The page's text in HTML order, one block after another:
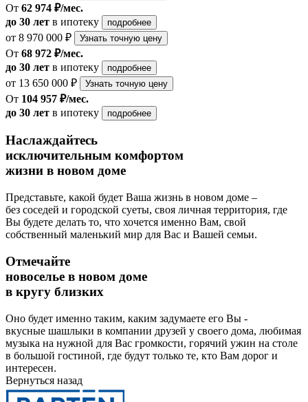
От 62 974 ₽/мес.
до 30 лет в ипотеку подробнее
от 8 970 000 ₽ Узнать точную цену
От 68 972 ₽/мес.
до 30 лет в ипотеку подробнее
от 13 650 000 ₽ Узнать точную цену
От 104 957 ₽/мес.
до 30 лет в ипотеку подробнее
Наслаждайтесь
исключительным комфортом
жизни в новом доме
Представьте, какой будет Ваша жизнь в новом доме –
без соседей и городской суеты, своя личная территория, где
Вы будете делать то, что хочется именно Вам, свой
собственный маленький мир для Вас и Вашей семьи.
Отмечайте
новоселье в новом доме
в кругу близких
Оно будет именно таким, каким задумаете его Вы -
вкусные шашлыки в компании друзей у своего дома, любимая
музыка на нужной для Вас громкости, горячий ужин на столе
в большой гостиной, где будут только те, кто Вам дорог и
интересен.
Вернуться назад